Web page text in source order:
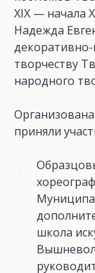
XIX — начала
Надежда
творчеству
народного
приняли
школа